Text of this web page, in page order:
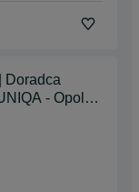
Doradca
- Opole i